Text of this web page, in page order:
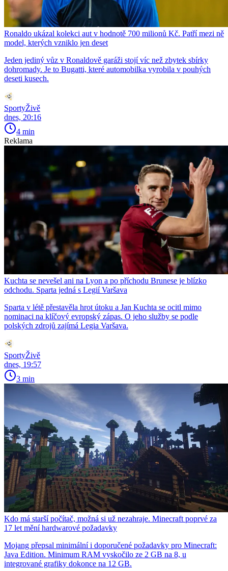
Ronaldo ukázal kolekci aut v hodnotě 700 milionů Kč. Patří mezi ně
model, kterých vzniklo jen deset
Jeden jediný vůz v Ronaldově garáži stojí víc než zbytek sbírky
dohromady. Je to Bugatti, které automobilka vyrobila v pouhých
deseti kusech.
SportyŽivě
dnes, 20:16
4 min
Reklama
Kuchta se nevešel ani na Lyon a po příchodu Brunese je blízko
odchodu. Sparta jedná s Legií Varšava
Sparta v létě přestavěla hrot útoku a Jan Kuchta se ocitl mimo
nominaci na klíčový evropský zápas. O jeho služby se podle
polských zdrojů zajímá Legia Varšava.
SportyŽivě
dnes, 19:57
3 min
Kdo má starší počítač, možná si už nezahraje. Minecraft poprvé za
17 let mění hardwarové požadavky
Mojang přepsal minimální i doporučené požadavky pro Minecraft:
Java Edition. Minimum RAM vyskočilo ze 2 GB na 8, u
integrované grafiky dokonce na 12 GB.